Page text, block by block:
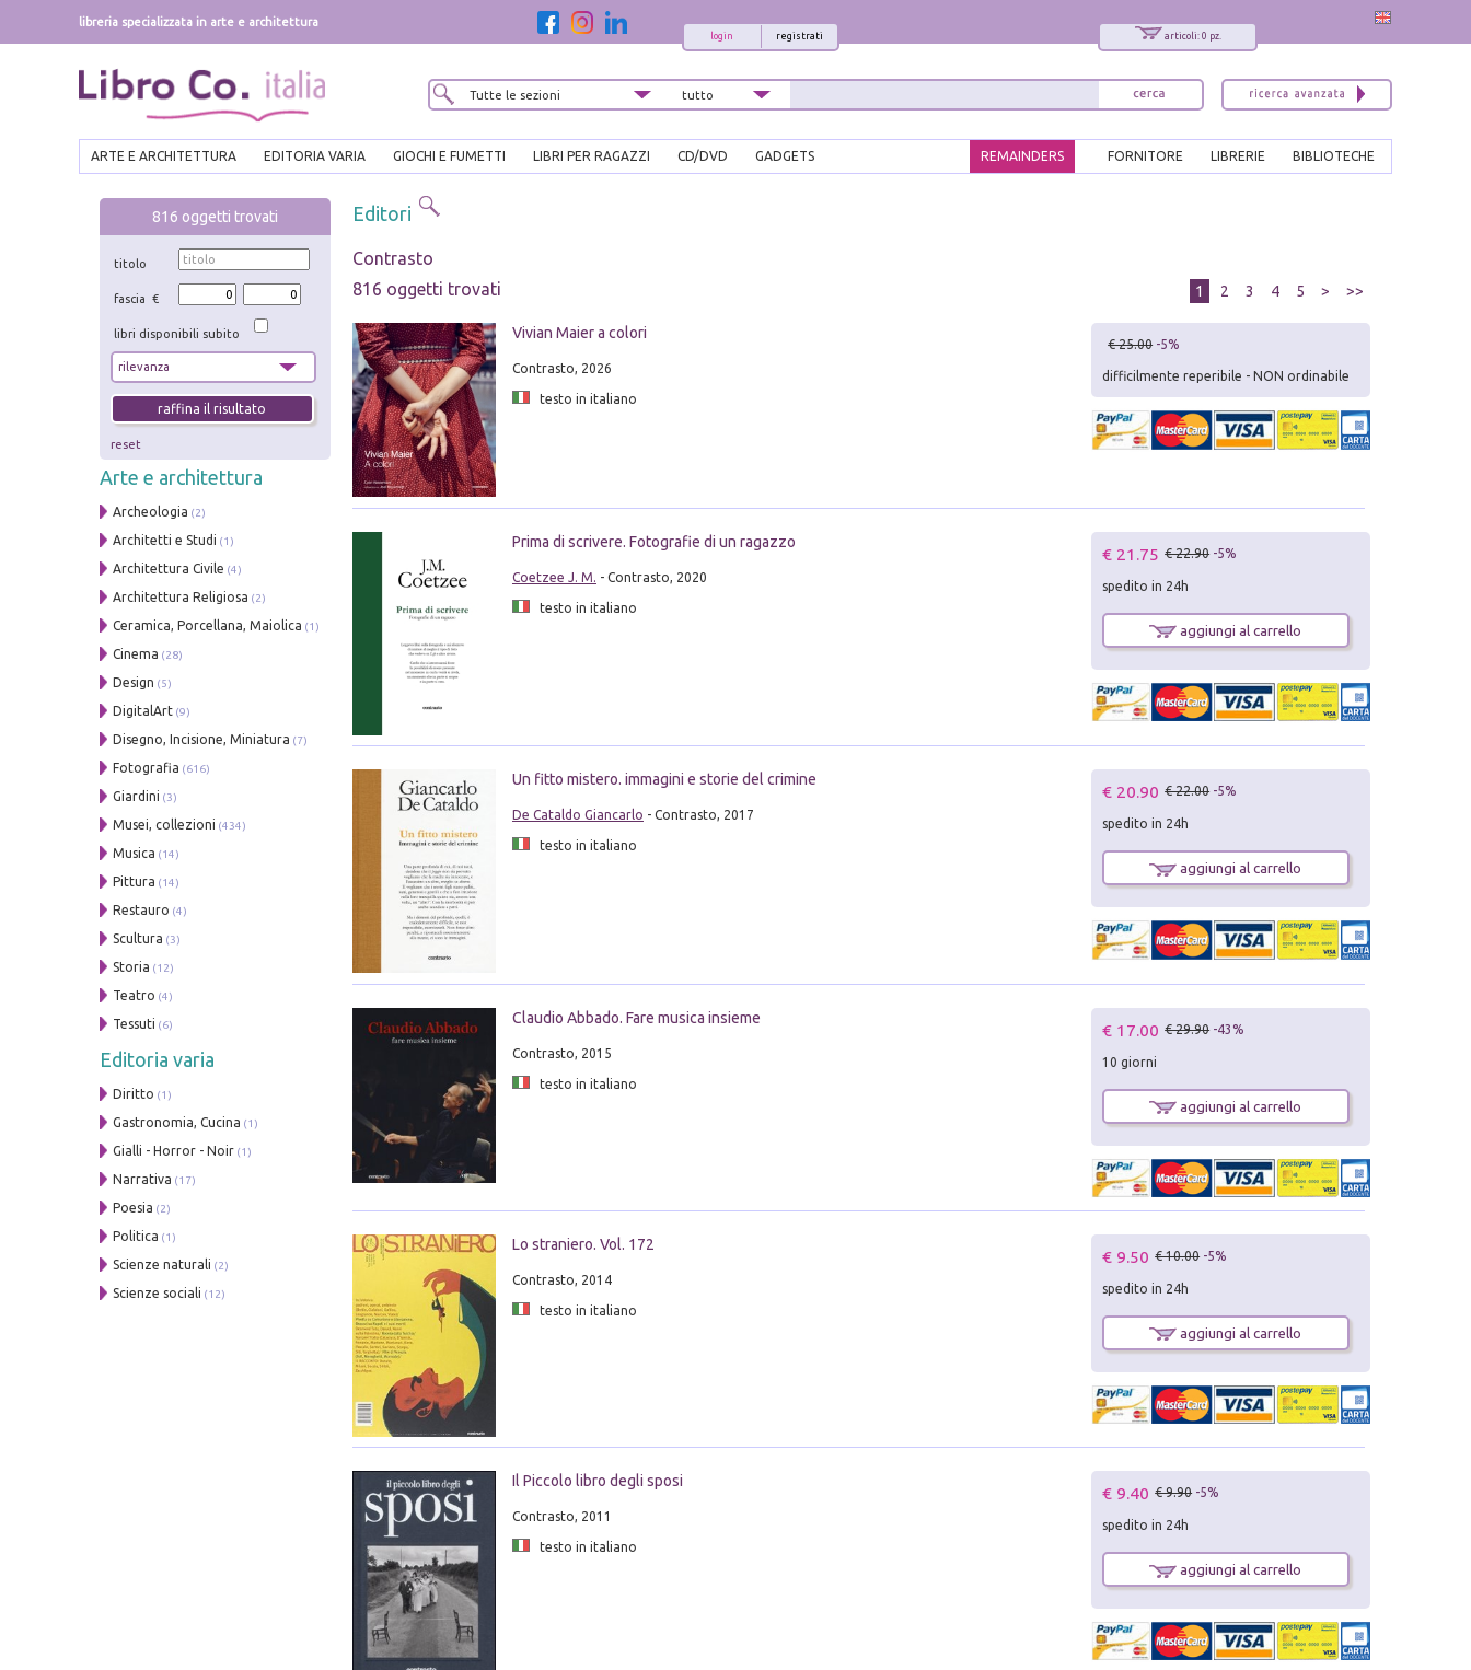
libreria specializzata in arte e architettura
articoli: 0 pz.
registrati
login
ARTE E ARCHITETTURA EDITORIA VARIA GIOCHI E FUMETTI LIBRI PER RAGAZZI CD/DVD GADGETS BIBLIOTECHE
LIBRERIE
FORNITORE
REMAINDERS
816 oggetti trovati
titolo
fascia €
libri disponibili subito
reset
Arte e architettura
Archeologia (2)
Architetti e Studi (1)
Architettura Civile (4)
Architettura Religiosa (2)
Ceramica, Porcellana, Maiolica (1)
Cinema (28)
Design (5)
DigitalArt (9)
Disegno, Incisione, Miniatura (7)
Fotografia (616)
Giardini (3)
Musei, collezioni (434)
Musica (14)
Pittura (14)
Restauro (4)
Scultura (3)
Storia (12)
Teatro (4)
Tessuti (6)
Editoria varia
Diritto (1)
Gastronomia, Cucina (1)
Gialli - Horror - Noir (1)
Narrativa (17)
Poesia (2)
Politica (1)
Scienze naturali (2)
Scienze sociali (12)
Editori
Contrasto
816 oggetti trovati
1 2 3 4 5 > >>
Vivian Maier a colori
Contrasto, 2026
testo in italiano
€ 25.00 -5%
difficilmente reperibile - NON ordinabile
Prima di scrivere. Fotografie di un ragazzo
Coetzee J. M. - Contrasto, 2020
testo in italiano
€ 21.75 € 22.90 -5%
spedito in 24h
aggiungi al carrello
Un fitto mistero. immagini e storie del crimine
De Cataldo Giancarlo - Contrasto, 2017
testo in italiano
€ 20.90 € 22.00 -5%
spedito in 24h
aggiungi al carrello
Claudio Abbado. Fare musica insieme
Contrasto, 2015
testo in italiano
€ 17.00 € 29.90 -43%
10 giorni
aggiungi al carrello
Lo straniero. Vol. 172
Contrasto, 2014
testo in italiano
€ 9.50 € 10.00 -5%
spedito in 24h
aggiungi al carrello
Il Piccolo libro degli sposi
Contrasto, 2011
testo in italiano
€ 9.40 € 9.90 -5%
spedito in 24h
aggiungi al carrello